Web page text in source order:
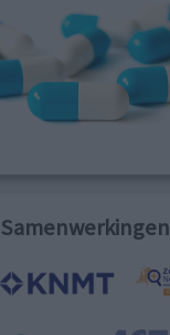
Samenwerkingen